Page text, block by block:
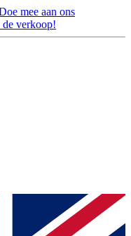
mee aan ons
verkoop!